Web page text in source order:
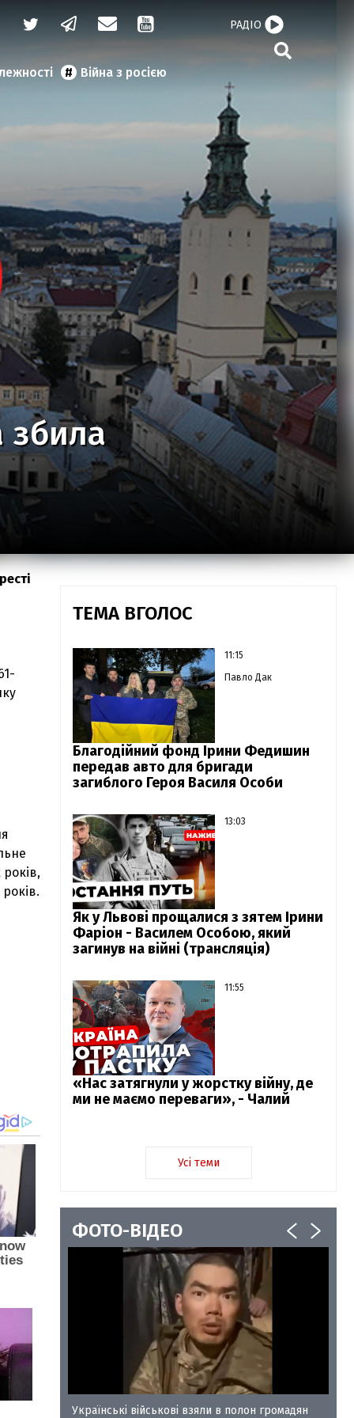
Війна з росією
РАДІО
збила
ТЕМА ВГОЛОС
11:15
Павло Дак
Благодійний фонд Ірини Федишин
передав авто для бригади
загиблого Героя Василя Особи
13:03
Як у Львові прощалися з зятем Ірини
Фаріон - Василем Особою, який
загинув на війні (трансляція)
11:55
«Нас затягнули у жорстку війну, де
ми не маємо переваги», - Чалий
Усі теми
ФОТО-ВІДЕО
35
Українські військові взяли в полон громадян